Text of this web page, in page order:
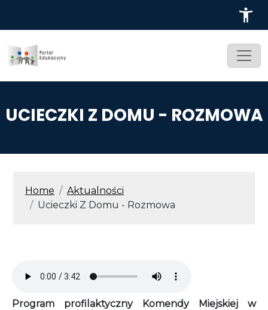
UCIECZKI Z DOMU - ROZMOWA
ŚCIEŻKA NAWIGACYJNA
Home
Aktualności
Ucieczki Z Domu - Rozmowa
Program profilaktyczny Komendy Miejskiej w